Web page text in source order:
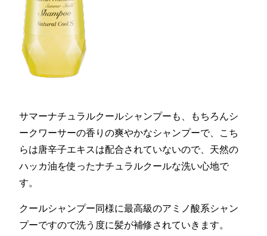
サマーナチュラルクールシャンプーも、もちろんシ
ークワーサーの香りの爽やかなシャンプーで、こち
らは唐辛子エキスは配合されていないので、天然の
ハッカ油を使ったナチュラルクールな洗い心地で
す。
クールシャンプー同様に最高級のアミノ酸系シャン
プーですので洗う度に髪が補修されていきます。